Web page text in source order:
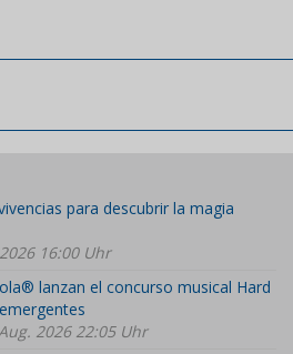
para descubrir la magia
16:00 Uhr
lanzan el concurso musical Hard
2026 22:05 Uhr